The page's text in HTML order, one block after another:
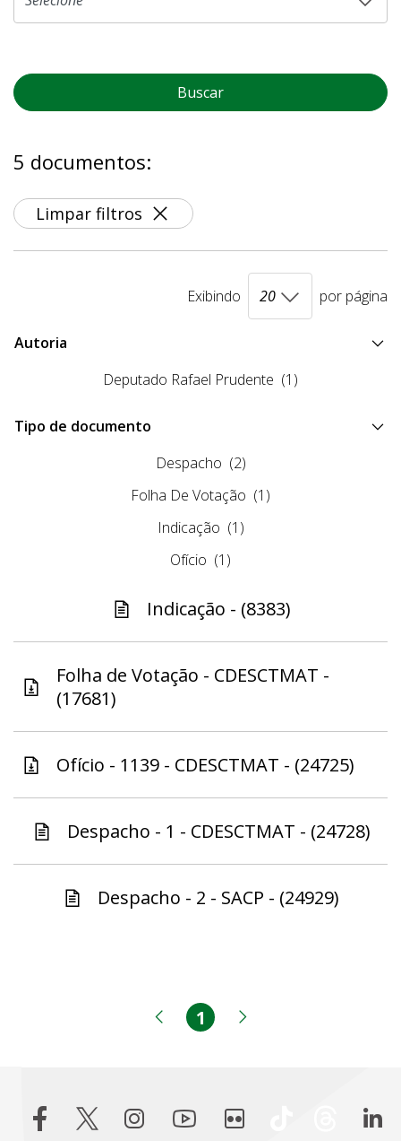
Buscar
5 documentos:
Limpar filtros
Exibindo por página
Autoria
Deputado Rafael Prudente (1)
Tipo de documento
Despacho (2)
Folha De Votação (1)
Indicação (1)
Ofício (1)
Indicação - (8383)
Folha de Votação - CDESCTMAT -
(17681)
Ofício - 1139 - CDESCTMAT - (24725)
Despacho - 1 - CDESCTMAT - (24728)
Despacho - 2 - SACP - (24929)
Página anterior
Página
1